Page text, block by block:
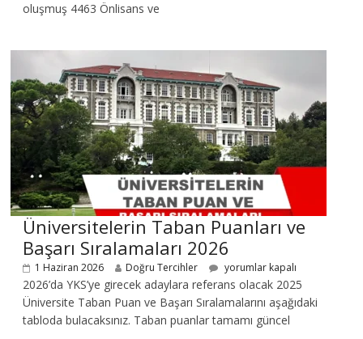
oluşmuş 4463 Önlisans ve
Üniversitelerin Taban Puanları ve
Başarı Sıralamaları 2026
1 Haziran 2026 Doğru Tercihler yorumlar kapalı
2026’da YKS’ye girecek adaylara referans olacak 2025
Üniversite Taban Puan ve Başarı Sıralamalarını aşağıdaki
tabloda bulacaksınız. Taban puanlar tamamı güncel